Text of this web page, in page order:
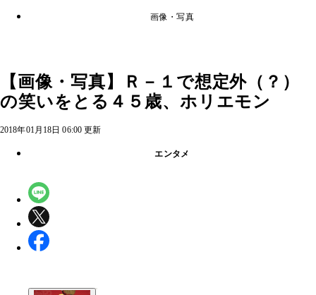
画像・写真
【画像・写真】Ｒ－１で想定外（？）
の笑いをとる４５歳、ホリエモン
2018年01月18日 06:00 更新
エンタメ